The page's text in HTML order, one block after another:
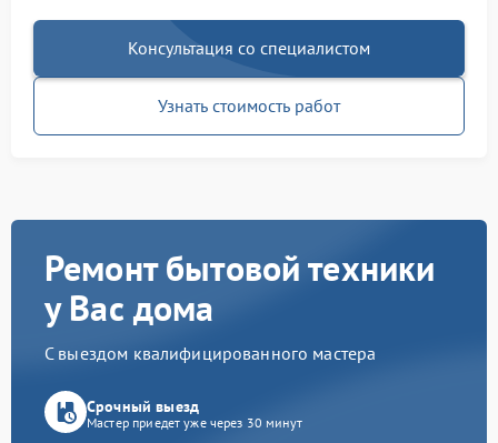
Консультация со специалистом
Узнать стоимость работ
Ремонт бытовой техники
у Вас дома
С выездом квалифицированного мастера
Срочный выезд
Мастер приедет уже через 30 минут